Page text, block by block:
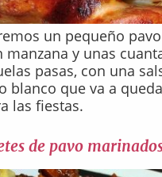
un pequeño
manzana y unas
pasas, con una
blanco que va a
las fiestas.
de pavo